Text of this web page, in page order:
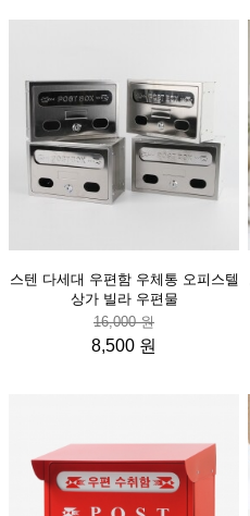
스텐 다세대 우편함 우체통 오피스텔
상가 빌라 우편물
16,000 원
8,500 원